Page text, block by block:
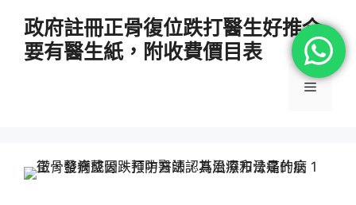
政府註冊正骨復位跌打醫生好推介
要有醫生紙，附收費價目表
選